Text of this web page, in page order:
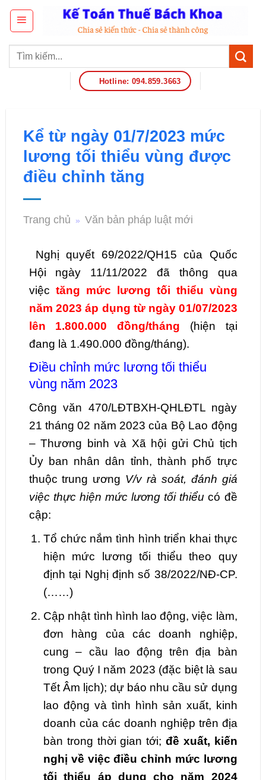
Hotline: 094.859.3663
Kể từ ngày 01/7/2023 mức
lương tối thiểu vùng được
điều chỉnh tăng
Trang chủ » Văn bản pháp luật mới
Nghị quyết 69/2022/QH15 của Quốc
Hội ngày 11/11/2022 đã thông qua
việc tăng mức lương tối thiểu vùng
năm 2023 áp dụng từ ngày 01/07/2023
lên 1.800.000 đồng/tháng
(hiện tại
đang là 1.490.000 đồng/tháng).
Điều chỉnh mức lương tối thiểu
vùng năm 2023
Công văn 470/LĐTBXH-QHLĐTL ngày
21 tháng 02 năm 2023 của Bộ Lao động
– Thương binh và Xã hội gửi Chủ tịch
Ủy ban nhân dân tỉnh, thành phố trực
thuộc trung ương V/v rà soát, đánh giá
việc thực hiện mức lương tối thiểu có đề
cập:
Tổ chức nắm tình hình triển khai thực
hiện mức lương tối thiểu theo quy
định tại Nghị định số 38/2022/NĐ-CP.
(……)
Cập nhật tình hình lao động, việc làm,
đơn hàng của các doanh nghiệp,
cung – cầu lao động trên địa bàn
trong Quý I năm 2023 (đặc biệt là sau
Tết Âm lịch); dự báo nhu cầu sử dụng
lao động và tình hình sản xuất, kinh
doanh của các doanh nghiệp trên địa
bàn trong thời gian tới; đề xuất, kiến
nghị về việc điều chỉnh mức lương
tối thiểu áp dụng cho năm 2024